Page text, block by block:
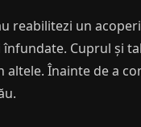
reabilitezi un
Cuprul și
altele. Înainte de a